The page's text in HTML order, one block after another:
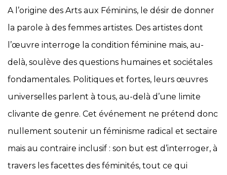
A l’origine des Arts aux Féminins, le désir de donner
la parole à des femmes artistes. Des artistes dont
l’œuvre interroge la condition féminine mais, au-
delà, soulève des questions humaines et sociétales
fondamentales. Politiques et fortes, leurs œuvres
universelles parlent à tous, au-delà d’une limite
clivante de genre. Cet événement ne prétend donc
nullement soutenir un féminisme radical et sectaire
mais au contraire inclusif : son but est d’interroger, à
travers les facettes des féminités, tout ce qui